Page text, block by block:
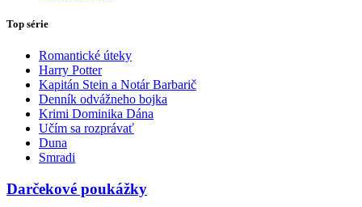
Top série
Romantické úteky
Harry Potter
Kapitán Stein a Notár Barbarič
Denník odvážneho bojka
Krimi Dominika Dána
Učím sa rozprávať
Duna
Smradi
Darčekové poukážky